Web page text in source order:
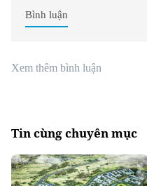
Bình luận
Xem thêm bình luận
Tin cùng chuyên mục